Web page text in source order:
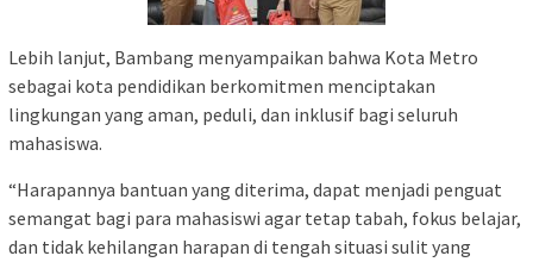
Lebih lanjut, Bambang menyampaikan bahwa Kota Metro
sebagai kota pendidikan berkomitmen menciptakan
lingkungan yang aman, peduli, dan inklusif bagi seluruh
mahasiswa.
“Harapannya bantuan yang diterima, dapat menjadi penguat
semangat bagi para mahasiswi agar tetap tabah, fokus belajar,
dan tidak kehilangan harapan di tengah situasi sulit yang